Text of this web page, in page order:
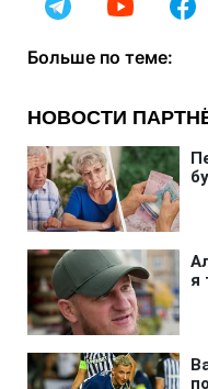
Больше по теме: